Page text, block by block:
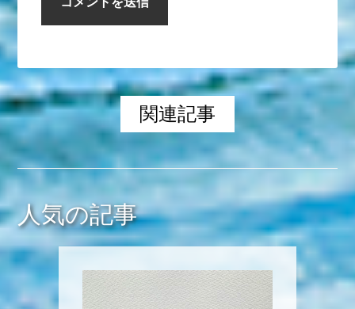
関連記事
人気の記事